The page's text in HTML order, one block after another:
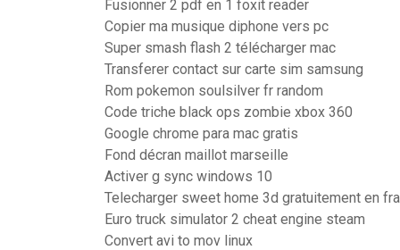
Fusionner 2 pdf en 1 foxit reader
Copier ma musique diphone vers pc
Super smash flash 2 télécharger mac
Transferer contact sur carte sim samsung
Rom pokemon soulsilver fr random
Code triche black ops zombie xbox 360
Google chrome para mac gratis
Fond décran maillot marseille
Activer g sync windows 10
Telecharger sweet home 3d gratuitement en
Euro truck simulator 2 cheat engine steam
Convert avi to mov linux